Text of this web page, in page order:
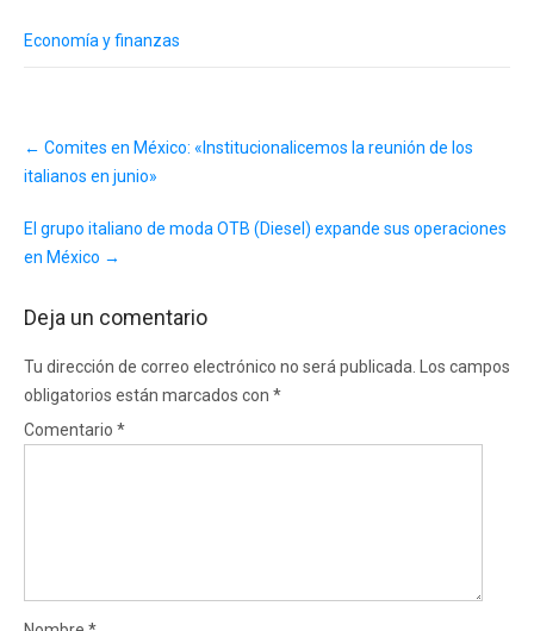
Economía y finanzas
navigation
← Comites en México: «Institucionalicemos la reunión de los
italianos en junio»
El grupo italiano de moda OTB (Diesel) expande sus operaciones
en México →
Deja un comentario
Tu dirección de correo electrónico no será publicada.
Los campos
obligatorios están marcados con *
Comentario *